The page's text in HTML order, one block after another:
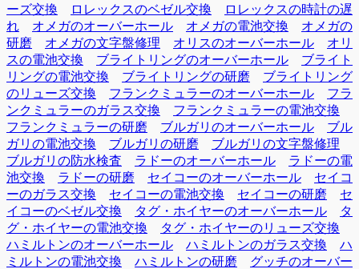
ーズ交換
ロレックスのベゼル交換
ロレックスの時計の遅
れ
オメガのオーバーホール オメガの電池交換
オメガの
研磨
オメガの文字盤修理 オリスのオーバーホール
オリ
スの電池交換
ブライトリングのオーバーホール
ブライト
リングの電池交換
ブライトリングの研磨
ブライトリング
のリューズ交換
フランクミュラーのオーバーホール
フラ
ンクミュラーのガラス交換
フランクミュラーの電池交換
フランクミュラーの研磨
ブルガリのオーバーホール
ブル
ガリの電池交換
ブルガリの研磨
ブルガリの文字盤修理
ブルガリの防水検査
ラドーのオーバーホール
ラドーの電
池交換
ラドーの研磨 セイコーのオーバーホール
セイコ
ーのガラス交換
セイコーの電池交換 セイコーの研磨
セ
イコーのベゼル交換
タグ・ホイヤーのオーバーホール
タ
グ・ホイヤーの電池交換
タグ・ホイヤーのリューズ交換
ハミルトンのオーバーホール
ハミルトンのガラス交換
ハ
ミルトンの電池交換
ハミルトンの研磨
グッチのオーバー